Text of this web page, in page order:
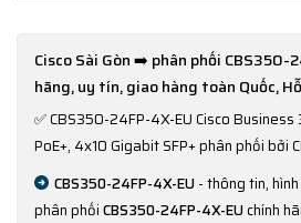
Cisco Sài Gòn ➡️ phân phối CBS350-
hãng, uy tín, giao hàng toàn Quốc,
✅CBS350-24FP-4X-EU Cisco
PoE+, 4x10 Gigabit SFP+ phân phối bởi
CBS350-24FP-4X-EU - thông tin,
phân phốiCBS350-24FP-4X-EUchính